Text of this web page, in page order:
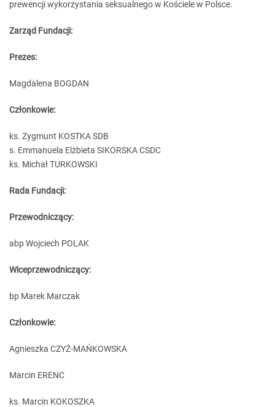
prewencji wykorzystania seksualnego w Kościele w Polsce.
Zarząd Fundacji:
Prezes:
Magdalena BOGDAN
Członkowie:
ks. Zygmunt KOSTKA SDB
s. Emmanuela Elżbieta SIKORSKA CSDC
ks. Michał TURKOWSKI
Rada Fundacji:
Przewodniczący:
abp Wojciech POLAK
Wiceprzewodniczący:
bp Marek Marczak
Członkowie:
Agnieszka CZYŻ-MAŃKOWSKA
Marcin ERENC
ks. Marcin KOKOSZKA